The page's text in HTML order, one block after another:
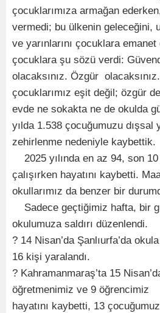
çocuklarımıza armağan
vermedi; bu ülkenin geleceğini,
ve yarınlarını çocuklara
çocuklara şu sözü verdi:
olacaksınız. Özgür
çocuklarımız eşit değil; özgür
evde ne sokakta ne de okulda
yılda 1.538 çocuğumuzu dışsal
zehirlenme nedeniyle kaybettik.
2025 yılında en az 94, son
çalışırken hayatını kaybetti.
okullarımız da benzer bir
Sadece geçtiğimiz hafta, bir
okulumuza saldırı düzenlendi.
? 14 Nisan’da Şanlıurfa’da
16 kişi yaralandı.
? Kahramanmaraş’ta 15
öğretmenimiz ve 9 öğrencimiz
hayatını kaybetti, 13